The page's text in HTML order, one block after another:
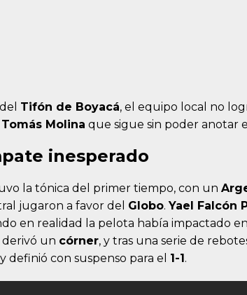
Tifón de Boyacá, el equipo local no
Tomás Molina que sigue sin poder anotar
inesperado
la tónica del primer tiempo, con un
jugaron a favor del Globo.Yael Falcón
en realidad la pelota había impactado
derivó un córner, y tras una serie de
con suspenso para el 1-1 .